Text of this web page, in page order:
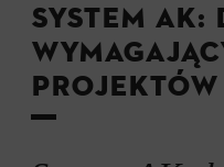
SYSTEM AK:
PROJEKTÓW